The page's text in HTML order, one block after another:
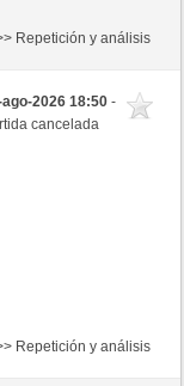
Repetición y análisis
ago-2026 18:50-
cancelada
Repetición y análisis